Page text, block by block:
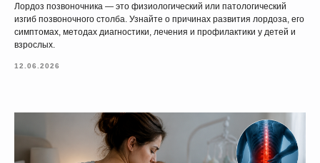
Лордоз позвоночника — это физиологический или патологический
изгиб позвоночного столба. Узнайте о причинах развития лордоза, его
симптомах, методах диагностики, лечения и профилактики у детей и
взрослых.
12.06.2026